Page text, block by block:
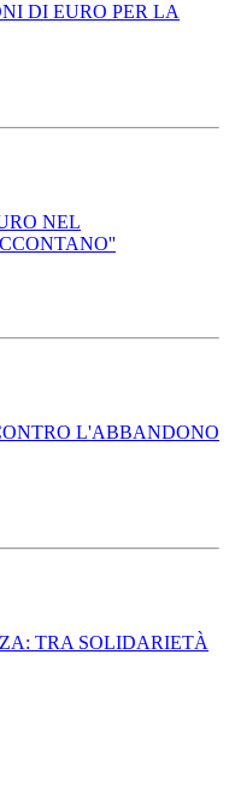
DI EURO PER LA
NEL
L'ABBANDONO
TRA SOLIDARIETÀ